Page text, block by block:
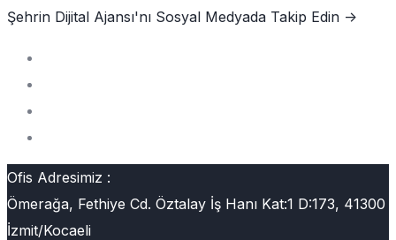
Şehrin Dijital Ajansı'nı Sosyal Medyada Takip Edin ->
Ofis Adresimiz :
Ömerağa, Fethiye Cd. Öztalay İş Hanı Kat:1 D:173, 41300
İzmit/Kocaeli